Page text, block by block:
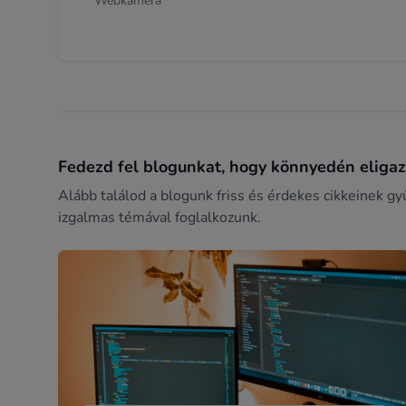
Fedezd fel blogunkat, hogy könnyedén
Alább találod a blogunk friss és érdekes cikkeinek
izgalmas témával foglalkozunk.